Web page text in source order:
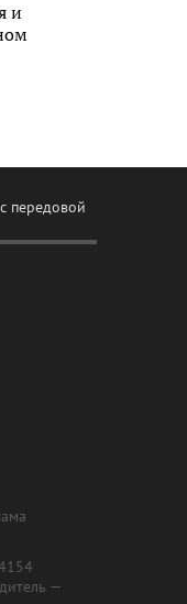
и
передовой
—